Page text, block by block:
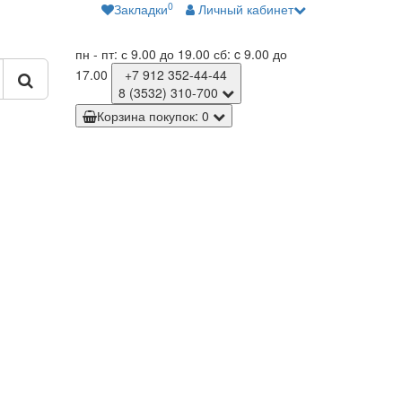
Закладки0 Личный кабинет
пн - пт: с 9.00 до 19.00 сб: c 9.00 до
17.00
+7 912 352-44-44
8 (3532) 310-700
Корзинапокупок: 0